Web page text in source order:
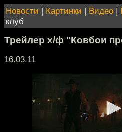
Новости | Картинки | Видео |
клуб
Трейлер х/ф "Ковбои
16.03.11